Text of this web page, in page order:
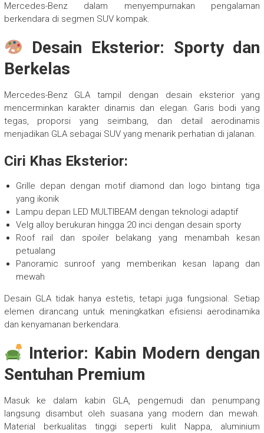
Mercedes-Benz dalam menyempurnakan pengalaman
berkendara di segmen SUV kompak.
Desain Eksterior: Sporty dan
Berkelas
Mercedes-Benz GLA tampil dengan desain eksterior yang
mencerminkan karakter dinamis dan elegan. Garis bodi yang
tegas, proporsi yang seimbang, dan detail aerodinamis
menjadikan GLA sebagai SUV yang menarik perhatian di jalanan.
Ciri Khas Eksterior:
Grille depan dengan motif diamond dan logo bintang tiga
yang ikonik
Lampu depan LED MULTIBEAM dengan teknologi adaptif
Velg alloy berukuran hingga 20 inci dengan desain sporty
Roof rail dan spoiler belakang yang menambah kesan
petualang
Panoramic sunroof yang memberikan kesan lapang dan
mewah
Desain GLA tidak hanya estetis, tetapi juga fungsional. Setiap
elemen dirancang untuk meningkatkan efisiensi aerodinamika
dan kenyamanan berkendara.
Interior: Kabin Modern dengan
Sentuhan Premium
Masuk ke dalam kabin GLA, pengemudi dan penumpang
langsung disambut oleh suasana yang modern dan mewah.
Material berkualitas tinggi seperti kulit Nappa, aluminium